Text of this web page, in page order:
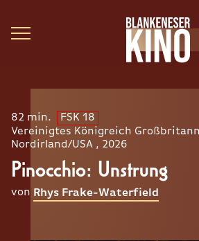
82 min.
FSK 18
Vereinigtes Königreich
Nordirland/USA , 2026
Pinocchio: Unstrung
von Rhys Frake-Waterfield